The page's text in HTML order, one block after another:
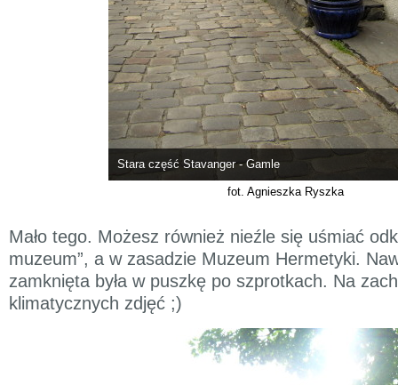
Stara część Stavanger - Gamle
fot. Agnieszka Ryszka
Mało tego. Możesz również nieźle się uśmiać
muzeum”, a w zasadzie Muzeum Hermetyki.
zamknięta była w puszkę po szprotkach. Na
klimatycznych zdjęć ;)